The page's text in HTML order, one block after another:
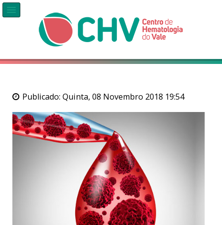
Publicado: Quinta, 08 Novembro 2018 19:54